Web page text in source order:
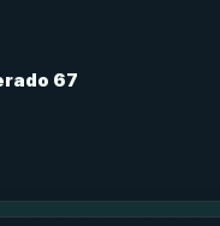
67